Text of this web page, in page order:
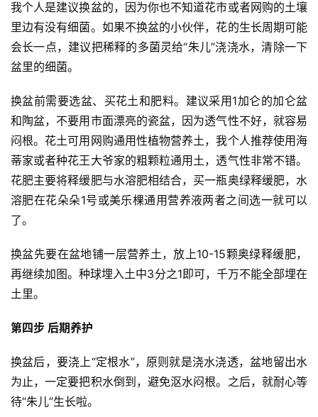
栏
目
专
简
讯
圈
子
主
访
摊
客
我个人是建议换盆的，因为你也不知道花市或者网购的土壤
里边有没有细菌。如果不换盆的小伙伴，花的生长周期可能
会长一点，建议把稀释的多菌灵给“朱儿”浇浇水，清除一下
盆里的细菌。
换盆前需要选盆、买花土和肥料。建议采用1加仑的加仑盆
和陶盆，不要用市面漂亮的瓷盆，因为透气性不好，就容易
闷根。花土可用网购通用性植物营养土，我个人推荐使用海
蒂家或者种花王大爷家的粗颗粒通用土，透气性非常不错。
花肥主要将释缓肥与水溶肥相结合，买一瓶奥绿释缓肥，水
溶肥在花朵朵1号或美乐棵通用营养液两者之间选一就可以
了。
换盆先要在盆地铺一层营养土，放上10-15颗奥绿释缓肥，
再继续加图。种球埋入土中3分之1即可，千万不能全部埋在
土里。
第四步 后期养护
换盆后，要浇上“定根水”，原则就是浇水浇透，盆地留出水
为止，一定要把积水倒到，避免沤水闷根。之后，就耐心等
待“朱儿”生长啦。